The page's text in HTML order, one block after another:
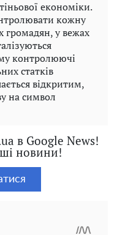
економіки.
кожну
громадян, у вежах
контролюючі
статків
відкритим,
на символ
в Google News!
новини!